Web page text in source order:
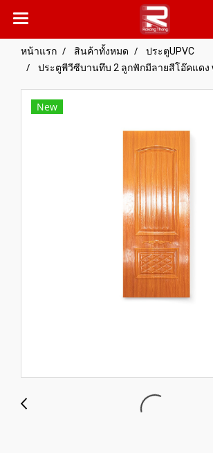
หน้าแรก สินค้าทั้งหมด
ประตูUPVC
ประตูพีวีซีบานทึบ 2 ลูกฟักมีลายสีโอ๊คแดง
New